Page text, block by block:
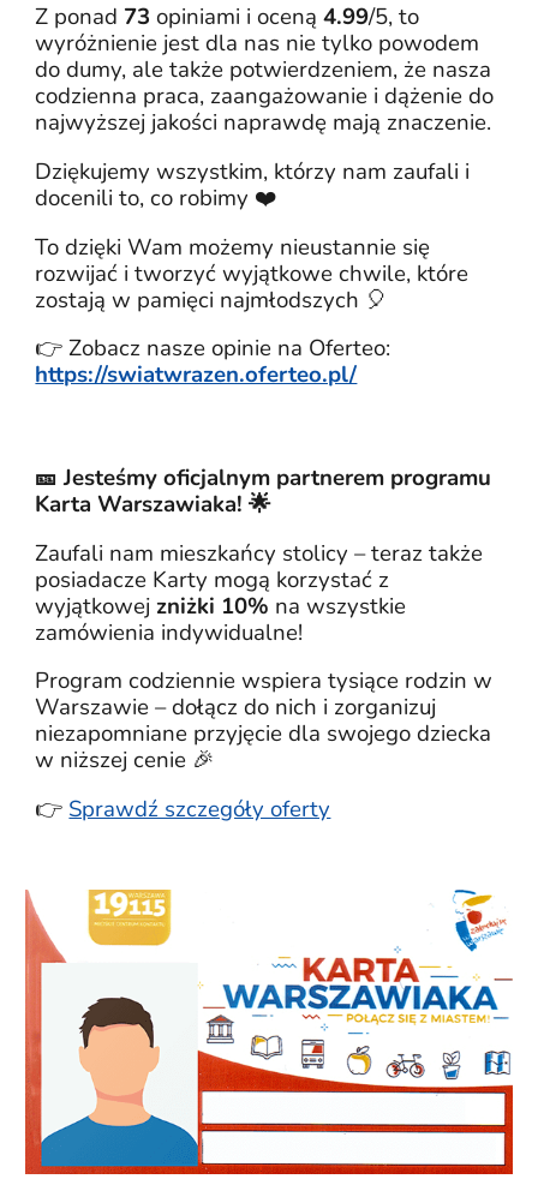
Z ponad 73 opiniami i oceną4.99/5, to
wyróżnienie jest dla nas nie tylko powodem
do dumy, ale także potwierdzeniem, że nasza
codzienna praca, zaangażowanie i dążenie do
najwyższej jakości naprawdę mają znaczenie.
Dziękujemy wszystkim, którzy nam zaufali i
docenili to, co robimy ❤️
To dzięki Wam możemy nieustannie się
rozwijać i tworzyć wyjątkowe chwile, które
zostają w pamięci najmłodszych 🎈
👉 Zobacz nasze opinie na Oferteo:
https://swiatwrazen.oferteo.pl/
🎫 Jesteśmy oficjalnym partnerem programu
Karta Warszawiaka! 🌟
Zaufali nam mieszkańcy stolicy – teraz także
posiadacze Karty mogą korzystać z
wyjątkowejzniżki 10% na wszystkie
zamówienia indywidualne!
Program codziennie wspiera tysiące rodzin w
Warszawie – dołącz do nich i zorganizuj
niezapomniane przyjęcie dla swojego dziecka
w niższej cenie 🎉
👉 Sprawdź szczegóły oferty